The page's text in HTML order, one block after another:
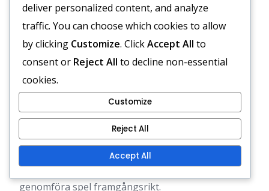
Använd visuella hjälpmedel, såsom diagram och
videoklipp, för att illustrera formationen och
rutter. Detta hjälper unga idrottare att bättre
förstå de strategiska elementen i
tripsformationen.
Uppmuntra öppen kommunikation bland spelarna
under träningen. Detta främjar lagarbete och gör
att idrottarna kan uttrycka sin förståelse för
formationen, vilket är avgörande för att
genomföra spel framgångsrikt.
deliver personalized content, and analyze
traffic. You can choose which cookies to allow
by clicking Customize. ClickAccept All to
consent or Reject All to decline non-essential
cookies.
Customize
Reject All
Accept All